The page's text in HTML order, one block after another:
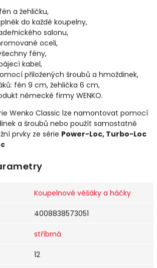
a žehličku,
do každé koupelny,
salonu,
oceli,
fény,
kabel,
přiložených šroubů a hmoždinek,
fén 9 cm, žehlička 6 cm,
německé firmy WENKO.
Wenko Classic lze namontovat pomocí
a šroubů nebo použít samostatně
prvky ze série Power-Loc, Turbo-Loc
Koupelnové věšáky a háčky
4008838573051
stříbrná
12